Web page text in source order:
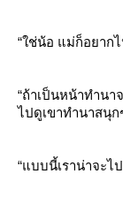
“ใช่น้อ แม่ก็อยาก
“ถ้าเป็นหน้าทำนา
ไปดูเขาทำนาสนุก
“แบบนี้เราน่าจะไ